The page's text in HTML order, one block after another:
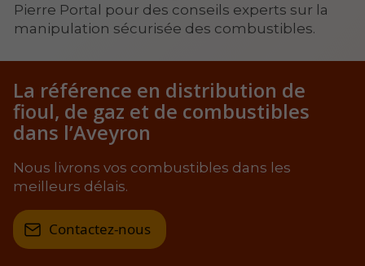
Pierre Portal pour des conseils experts sur la
manipulation sécurisée des combustibles.
La référence en distribution de
fioul, de gaz et de combustibles
dans l’Aveyron
Nous livrons vos combustibles dans les
meilleurs délais.
Contactez-nous